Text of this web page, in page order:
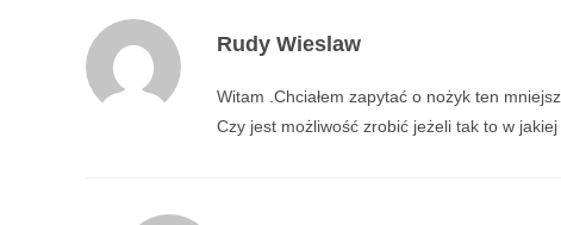
Rudy Wieslaw
Witam .Chciałem zapytać o nożyk ten
Czy jest możliwość zrobić jeżeli tak to w